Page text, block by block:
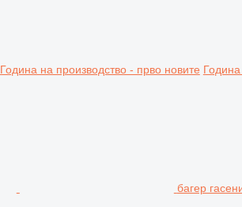
Година на производство - прво новите
багер